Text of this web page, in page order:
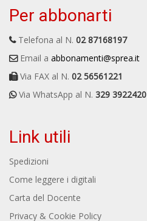
Per abbonarti
Telefona al N. 02 87168197
Email a abbonamenti@sprea.it
Via FAX al N. 02 56561221
Via WhatsApp al N. 329 3922420
Link utili
Spedizioni
Come leggere i digitali
Carta del Docente
Privacy & Cookie Policy